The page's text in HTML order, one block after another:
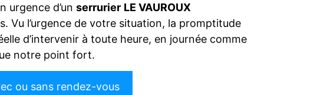
urgence d’un serrurier LE VAUROUX
Vu l’urgence de votre situation, la promptitude
d’intervenir à toute heure, en journée comme
notre point fort.
ou sans rendez-vous